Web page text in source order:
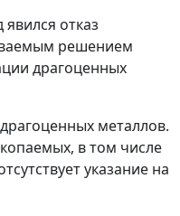
отказ
решением
драгоценных
металлов.
в том числе
указание на